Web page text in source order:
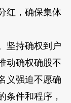
红，确保集体
持确权到户
动确权确股不
义强迫不愿确
条件和程序，